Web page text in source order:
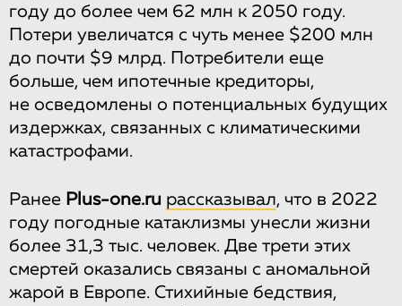
году до более чем 62 млн к 2050 году.
Потери увеличатся с чуть менее $200 млн
до почти $9 млрд. Потребители еще
больше, чем ипотечные кредиторы,
не осведомлены о потенциальных будущих
издержках, связанных с климатическими
катастрофами.
Ранее Plus-one.ru рассказывал, что в 2022
году погодные катаклизмы унесли жизни
более 31,3 тыс. человек. Две трети этих
смертей оказались связаны с аномальной
жарой в Европе. Стихийные бедствия,